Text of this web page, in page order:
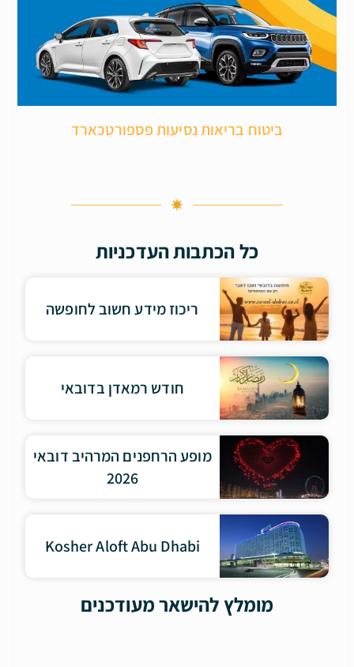
ביטוח בריאות נסיעות פספורטכארד
כל הכתבות העדכניות
ריכוז מידע חשוב לחופשה
חודש רמאדן בדובאי
מופע הרחפנים המרהיב דובאי
2026
Kosher Aloft Abu Dhabi
מומלץ להישאר מעודכנים